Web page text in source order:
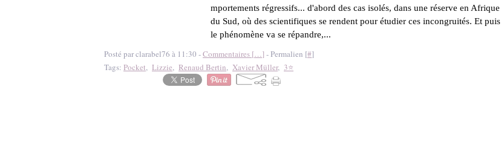
mportements régressifs... d'abord des cas isolés, dans une réserve en Afrique
du Sud, où des scientifiques se rendent pour étudier ces incongruités. Et puis
le phénomène va se répandre,...
Posté par clarabel76 à 11:30 -Commentaires […] - Permalien [#]
Tags: Pocket, Lizzie, Renaud Bertin, Xavier Müller, 3⭐